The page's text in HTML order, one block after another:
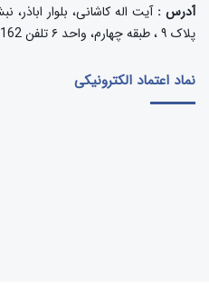
آدرس :آیت اله کاشانی، بلوار اباذر،
پلاک ۹ ، طبقه چهارم، واحد ۶ تلفن 44097162 – 021
نماد اعتماد الکترونیکی